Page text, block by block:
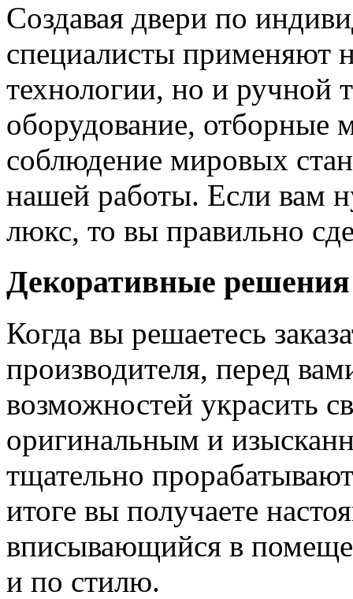
Создавая двери по
специалисты применяют
технологии, но и ручной
оборудование, отборные
соблюдение мировых
нашей работы. Если вам
люкс, то вы правильно
Декоративные решения
Когда вы решаетесь
производителя, перед
возможностей украсить
оригинальным и
тщательно
итоге вы получаете
вписывающийся в
и по стилю.